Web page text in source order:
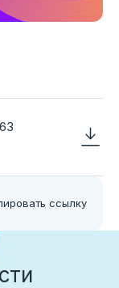
ссылку